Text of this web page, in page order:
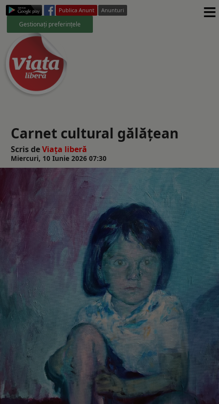
Publica Anunt Anunturi
Gestionați preferințele ≡
Carnet cultural gălățean
Scris deViaţa liberă
Miercuri, 10 Iunie 2026 07:30